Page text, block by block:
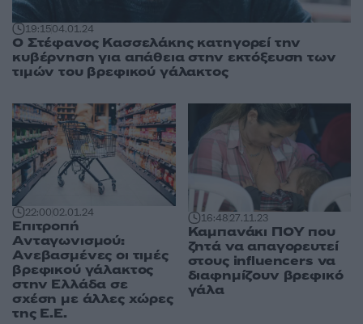
19:1504.01.24
Ο Στέφανος Κασσελάκης κατηγορεί την
κυβέρνηση για απάθεια στην εκτόξευση των
τιμών του βρεφικού γάλακτος
22:0002.01.24
Επιτροπή
Ανταγωνισμού:
Ανεβασμένες οι τιμές
βρεφικού γάλακτος
στην Ελλάδα σε
σχέση με άλλες χώρες
της Ε.Ε.
16:4827.11.23
Καμπανάκι ΠΟΥ που
ζητά να απαγορευτεί
στους influencers να
διαφημίζουν βρεφικό
γάλα